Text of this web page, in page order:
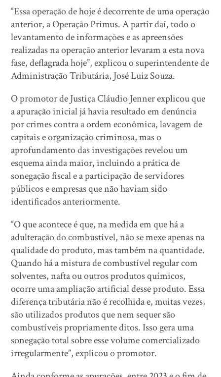
“Essa operação de hoje é decorrente de uma operação
anterior, a Operação Primus. A partir daí, todo o
levantamento de informações e as apreensões
realizadas na operação anterior levaram a esta nova
fase, deflagrada hoje”, explicou o superintendente de
Administração Tributária, José Luiz Souza.
O promotor de Justiça Cláudio Jenner explicou que
a apuração inicial já havia resultado em denúncia
por crimes contra a ordem econômica, lavagem de
capitais e organização criminosa, mas o
aprofundamento das investigações revelou um
esquema ainda maior, incluindo a prática de
sonegação fiscal e a participação de servidores
públicos e empresas que não haviam sido
identificados anteriormente.
“O que acontece é que, na medida em que há a
adulteração do combustível, não se mexe apenas na
qualidade do produto, mas também na quantidade.
Quando há a mistura de combustível regular com
solventes, nafta ou outros produtos químicos,
ocorre uma ampliação artificial desse produto. Essa
diferença tributária não é recolhida e, muitas vezes,
são utilizados produtos que nem sequer são
combustíveis propriamente ditos. Isso gera uma
sonegação total sobre esse volume comercializado
irregularmente”, explicou o promotor.